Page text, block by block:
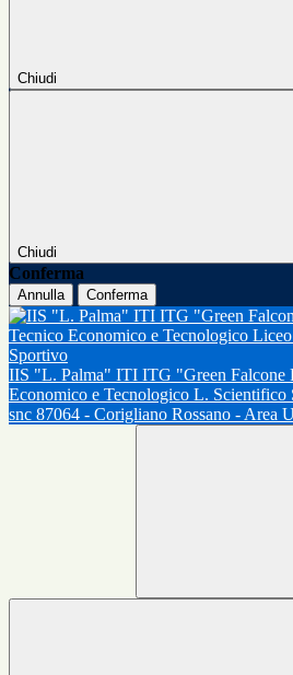
Chiudi
Chiudi
Conferma
Annulla Conferma
IIS "L. Palma" ITI ITG "Green Falcone
Economico e Tecnologico L. Scientifico
snc 87064 - Corigliano Rossano - Area